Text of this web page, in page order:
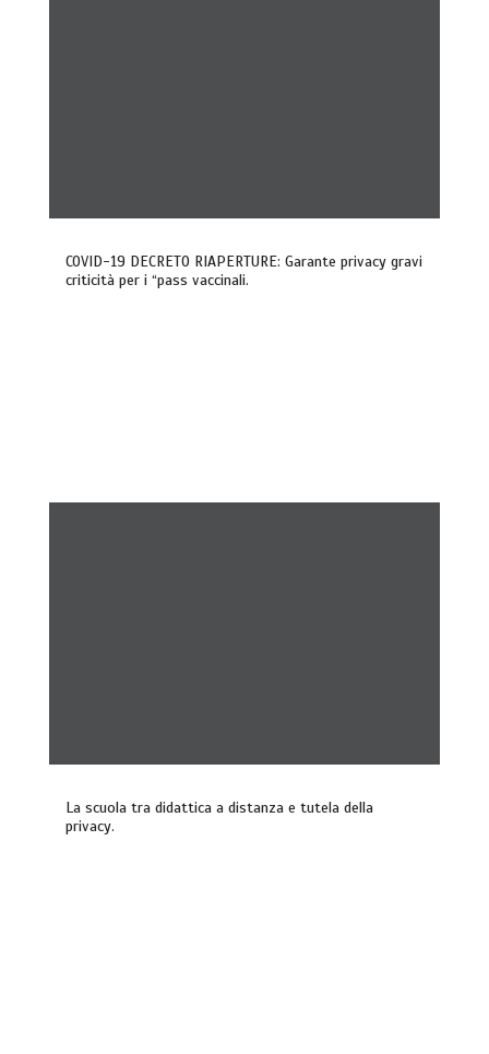
COVID-19 DECRETO RIAPERTURE: Garante privacy gravi
criticità per i “pass vaccinali.
La scuola tra didattica a distanza e tutela della
privacy.